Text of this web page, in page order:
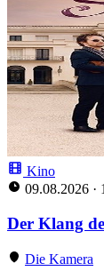
Kino
09.08.2026 ·
Der Klang
Die Kamera